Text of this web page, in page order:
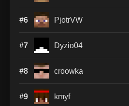
#6 PjotrVW
#7 Dyzio04
#8 croowka
#9 kmyf